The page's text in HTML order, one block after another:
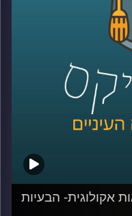
אקולוגית- הבעיות